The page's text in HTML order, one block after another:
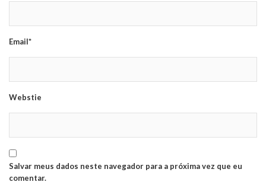
Email*
Webstie
Salvar meus dados neste navegador para a próxima vez que eu
comentar.